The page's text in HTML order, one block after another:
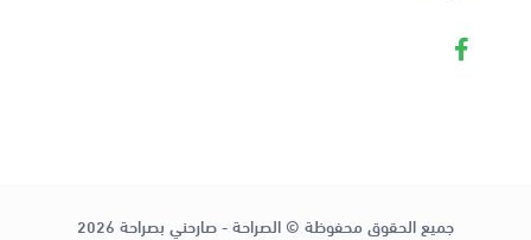
جميع الحقوق محفوظة © الصراحة - صارحني بصراحة 2026